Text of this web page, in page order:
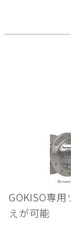
GOKISO専
えが可能